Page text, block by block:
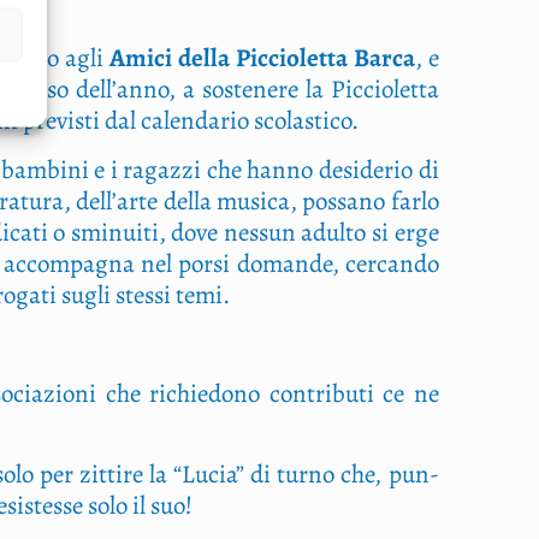
agliAmi­ci del­la Pic­cio­let­ta Bar­ca, e
dell’anno, a soste­ne­re la Pic­cio­let­ta
pre­vi­sti dal calen­da­rio scolastico.
e i ragaz­zi che han­no desi­de­rio di
dell’arte del­la musi­ca, pos­sa­no far­lo
o smi­nui­ti, dove nes­sun adul­to si erge
nel por­si doman­de, cer­can­do
sugli stes­si temi.
che richie­do­no con­tri­bu­ti ce ne
per zit­ti­re la “Lucia” di tur­no che, pun­
solo il suo!